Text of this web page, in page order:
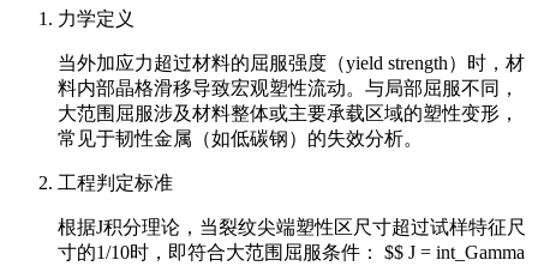
力学定义
当外加应力超过材料的屈服强度（yield strength）时，材
料内部晶格滑移导致宏观塑性流动。与局部屈服不同，
大范围屈服涉及材料整体或主要承载区域的塑性变形，
常见于韧性金属（如低碳钢）的失效分析。
工程判定标准
根据J积分理论，当裂纹尖端塑性区尺寸超过试样特征尺
寸的1/10时，即符合大范围屈服条件： $$ J = int_Gamma